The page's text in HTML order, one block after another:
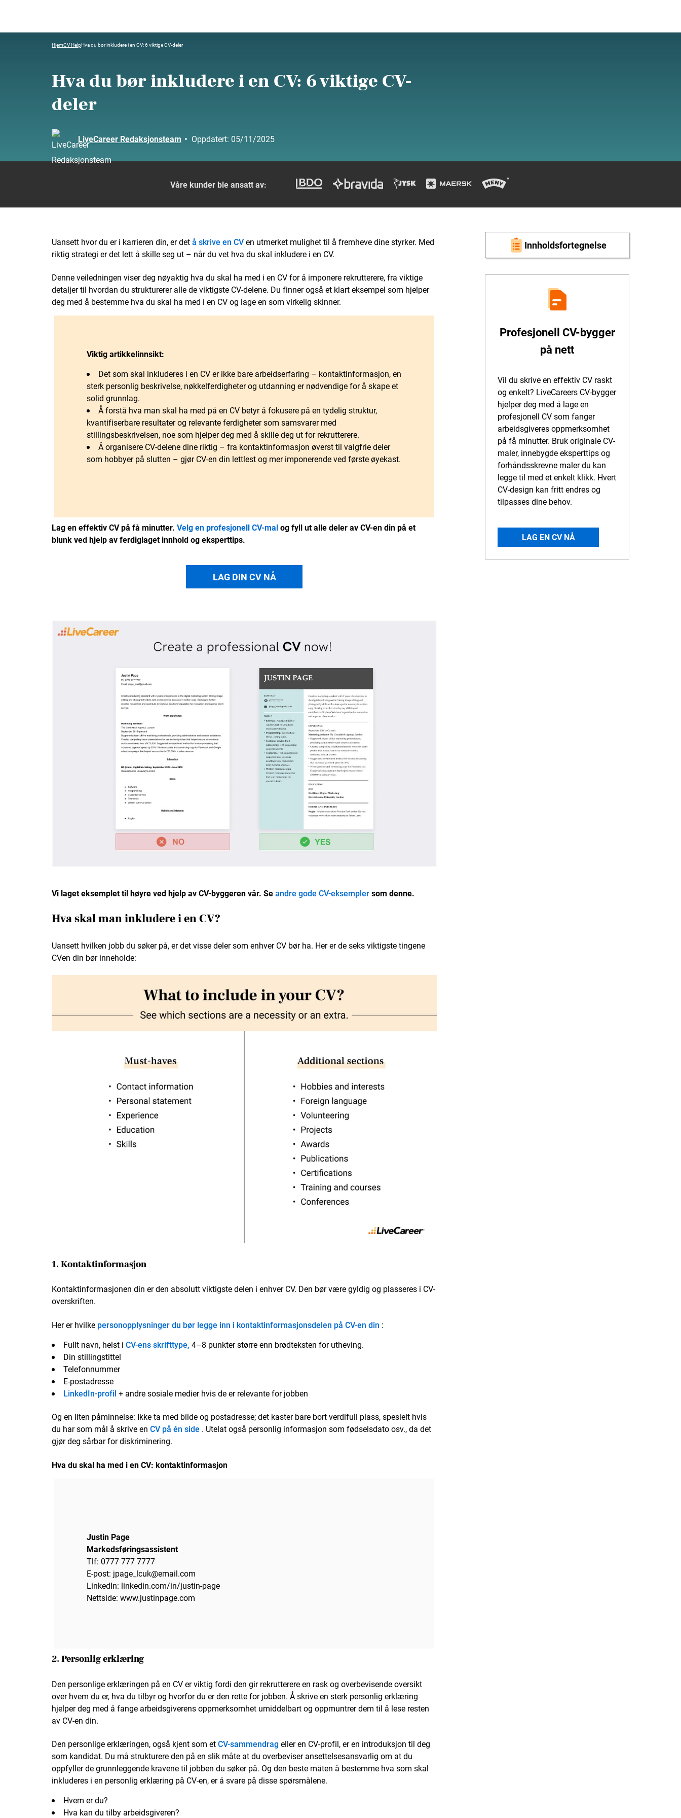
HjemCV HelpHva du bør inkludere i en CV: 6 viktige CV-deler
Hva du bør inkludere i en CV: 6 viktige CV-
deler
LiveCareer Redaksjonsteam • Oppdatert: 05/11/2025
Våre kunder ble ansatt av:
Innholdsfortegnelse
Profesjonell CV-bygger
på nett
Vil du skrive en effektiv CV raskt
og enkelt? LiveCareers CV-bygger
hjelper deg med å lage en
profesjonell CV som fanger
arbeidsgiveres oppmerksomhet
på få minutter. Bruk originale CV-
maler, innebygde eksperttips og
forhåndsskrevne maler du kan
legge til med et enkelt klikk. Hvert
CV-design kan fritt endres og
tilpasses dine behov.
LAG EN CV NÅ
Uansett hvor du er i karrieren din, er detå skrive en CVen utmerket mulighet til å fremheve dine styrker. Med
riktig strategi er det lett å skille seg ut – når du vet hva du skal inkludere i en CV.
Denne veiledningen viser deg nøyaktig hva du skal ha med i en CV for å imponere rekrutterere, fra viktige
detaljer til hvordan du strukturerer alle de viktigste CV-delene. Du finner også et klart eksempel som hjelper
deg med å bestemme hva du skal ha med i en CV og lage en som virkelig skinner.
Viktig artikkelinnsikt:
Det som skal inkluderes i en CV er ikke bare arbeidserfaring – kontaktinformasjon, en
sterk personlig beskrivelse, nøkkelferdigheter og utdanning er nødvendige for å skape et
solid grunnlag.
Å forstå hva man skal ha med på en CV betyr å fokusere på en tydelig struktur,
kvantifiserbare resultater og relevante ferdigheter som samsvarer med
stillingsbeskrivelsen, noe som hjelper deg med å skille deg ut for rekrutterere.
Å organisere CV-delene dine riktig – fra kontaktinformasjon øverst til valgfrie deler
som hobbyer på slutten – gjør CV-en din lettlest og mer imponerende ved første øyekast.
Lag en effektiv CV på få minutter. Velg en profesjonell CV-malog fyll ut alle deler av CV-en din på et
blunk ved hjelp av ferdiglaget innhold og eksperttips.
LAG DIN CV NÅ
Vi laget eksemplet til høyre ved hjelp av CV-byggeren vår. Seandre gode CV-eksemplersom denne.
Hva skal man inkludere i en CV?
Uansett hvilken jobb du søker på, er det visse deler som enhver CV bør ha. Her er de seks viktigste tingene
CVen din bør inneholde:
1. Kontaktinformasjon
Kontaktinformasjonen din er den absolutt viktigste delen i enhver CV. Den bør være gyldig og plasseres i CV-
overskriften.
Her er hvilke personopplysninger du bør legge inn i kontaktinformasjonsdelen på CV-en din :
Fullt navn, helst i CV-ens skrifttype, 4–8 punkter større enn brødteksten for utheving.
Din stillingstittel
Telefonnummer
E-postadresse
LinkedIn-profil + andre sosiale medier hvis de er relevante for jobben
Og en liten påminnelse: Ikke ta med bilde og postadresse; det kaster bare bort verdifull plass, spesielt hvis
du har som mål å skrive en CV på én side . Utelat også personlig informasjon som fødselsdato osv., da det
gjør deg sårbar for diskriminering.
Hva du skal ha med i en CV: kontaktinformasjon
Justin Page
Markedsføringsassistent
Tlf: 0777 777 7777
E-post: jpage_lcuk@email.com
LinkedIn: linkedin.com/in/justin-page
Nettside: www.justinpage.com
2. Personlig erklæring
Den personlige erklæringen på en CV er viktig fordi den gir rekrutterere en rask og overbevisende oversikt
over hvem du er, hva du tilbyr og hvorfor du er den rette for jobben. Å skrive en sterk personlig erklæring
hjelper deg med å fange arbeidsgiverens oppmerksomhet umiddelbart og oppmuntrer dem til å lese resten
av CV-en din.
Den personlige erklæringen, også kjent som etCV-sammendrageller en CV-profil, er en introduksjon til deg
som kandidat. Du må strukturere den på en slik måte at du overbeviser ansettelsesansvarlig om at du
oppfyller de grunnleggende kravene til jobben du søker på. Og den beste måten å bestemme hva som skal
inkluderes i en personlig erklæring på CV-en, er å svare på disse spørsmålene.
Hvem er du?
Hva kan du tilby arbeidsgiveren?